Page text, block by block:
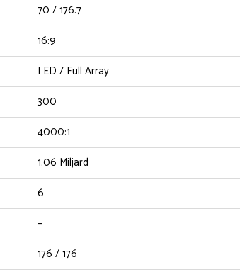
70 / 176.7
16:9
LED / Full Array
300
4000:1
1.06 Miljard
6
–
176 / 176